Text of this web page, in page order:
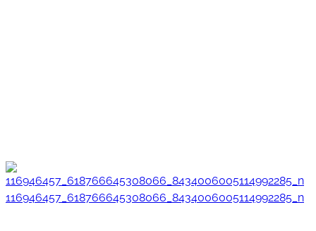
116946457_618766645308066_8434006005114992285_n